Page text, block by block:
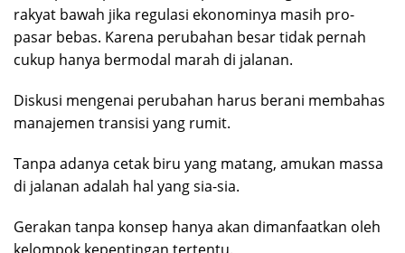
rakyat bawah jika regulasi ekonominya masih pro-
pasar bebas. Karena perubahan besar tidak pernah
cukup hanya bermodal marah di jalanan.
Diskusi mengenai perubahan harus berani membahas
manajemen transisi yang rumit.
Tanpa adanya cetak biru yang matang, amukan massa
di jalanan adalah hal yang sia-sia.
Gerakan tanpa konsep hanya akan dimanfaatkan oleh
kelompok kepentingan tertentu.